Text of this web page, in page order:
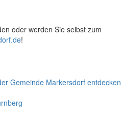
oder werden Sie selbst zum
!